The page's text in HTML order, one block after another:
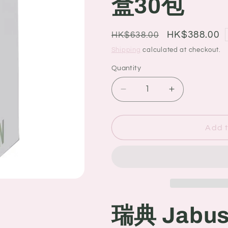
o
n
盒30包
Regular
price
HK$638.00
Sale
price
HK$388.00
Shipping calculated at checkout.
Quantity
Quantity
Decrease
quantity
for
典
小
分
Increase
quantity
for
典
碧
小
分
Add
瑞典